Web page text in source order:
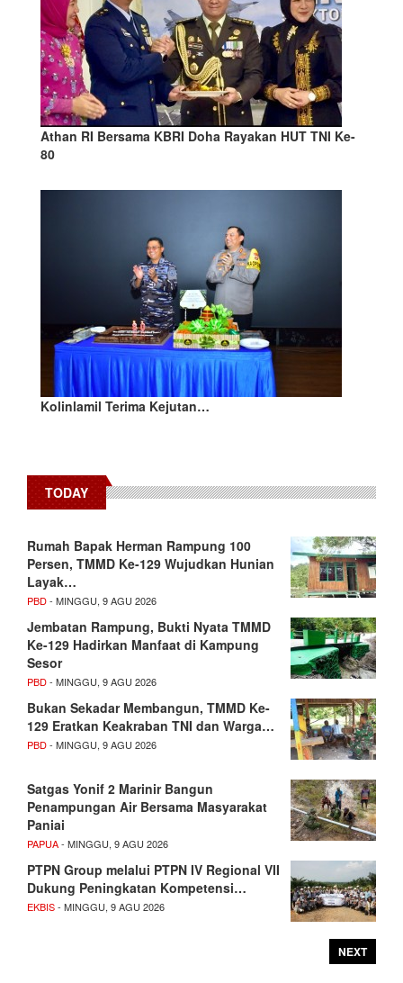
Athan RI Bersama KBRI Doha Rayakan HUT TNI Ke-
80
Kolinlamil Terima Kejutan…
TODAY
Rumah Bapak Herman Rampung 100
Persen, TMMD Ke-129 Wujudkan Hunian
Layak…
PBD- MINGGU, 9 AGU 2026
Jembatan Rampung, Bukti Nyata TMMD
Ke-129 Hadirkan Manfaat di Kampung
Sesor
PBD- MINGGU, 9 AGU 2026
Bukan Sekadar Membangun, TMMD Ke-
129 Eratkan Keakraban TNI dan Warga…
PBD- MINGGU, 9 AGU 2026
Satgas Yonif 2 Marinir Bangun
Penampungan Air Bersama Masyarakat
Paniai
PAPUA- MINGGU, 9 AGU 2026
PTPN Group melalui PTPN IV Regional VII
Dukung Peningkatan Kompetensi…
EKBIS- MINGGU, 9 AGU 2026
NEXT